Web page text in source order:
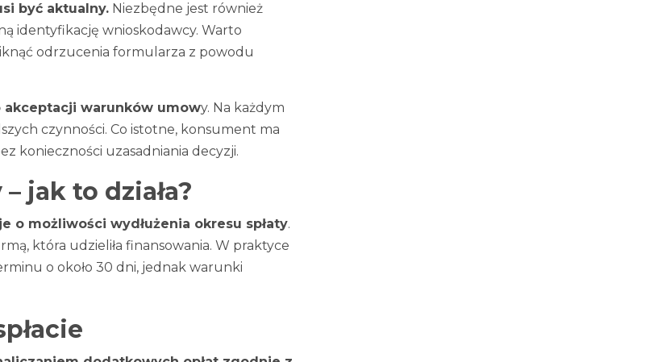
być aktualny. Niezbędne jest również
identyfikację wnioskodawcy. Warto
odrzucenia formularza z powodu
warunków umowy. Na każdym
czynności. Co istotne, konsument ma
konieczności uzasadniania decyzji.
jak to działa?
o możliwości wydłużenia okresu spłaty.
która udzieliła finansowania. W praktyce
o około 30 dni, jednak warunki